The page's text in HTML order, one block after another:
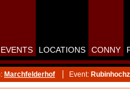
EVENTS LOCATIONS CONNY
Marchfelderhof Event: